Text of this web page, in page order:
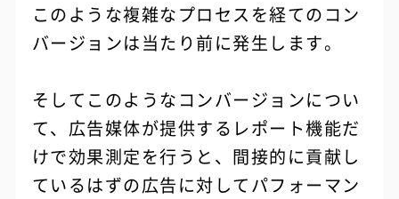
このような複雑なプロセスを経てのコン
バージョンは当たり前に発生します。
そしてこのようなコンバージョンについ
て、広告媒体が提供するレポート機能だ
けで効果測定を行うと、間接的に貢献し
ているはずの広告に対してパフォーマン